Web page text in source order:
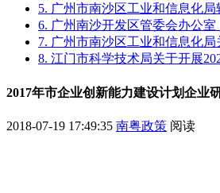
5. 广州市南沙区工业和信息化
6. 广州南沙开发区管委会办公
7. 广州市南沙区工业和信息化
8. 江门市科学技术局关于开展
2017年市企业创新能力建设计划企业
2018-07-19 17:49:35 南粤政策 阅读